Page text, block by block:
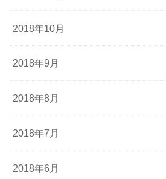
2018年10月
2018年9月
2018年8月
2018年7月
2018年6月